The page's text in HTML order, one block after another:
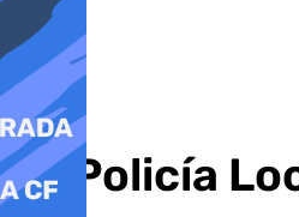
La Policía